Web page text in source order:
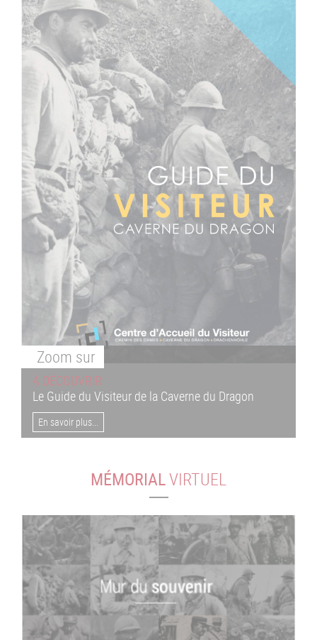
Zoom sur
À DÉCOUVRIR
Le Guide du Visiteur de la Caverne du Dragon
En savoir plus...
MÉMORIALVIRTUEL